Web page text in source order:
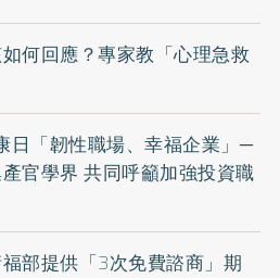
何回應？專家教「心理急救
日「韌性職場、幸福企業」─
官學界 共同呼籲加強投資職
部提供「3次免費諮商」期